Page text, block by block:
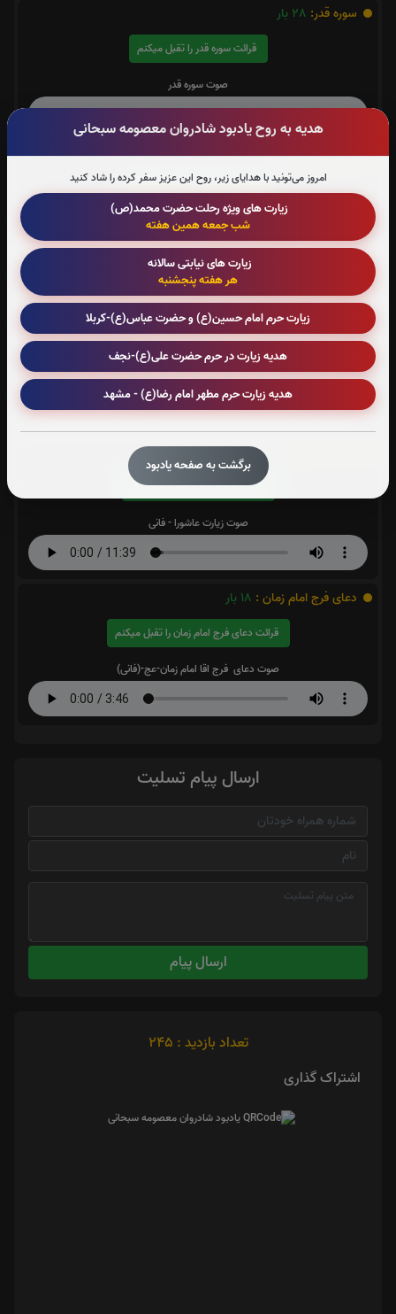
هدیه به روح یادبود شادروان معصومه سبحانی
امروز می‌تونید با هدایای زیر، روح این عزیز سفر کرده را شاد کنید
زیارت های ویژه رحلت حضرت محمد(ص)
شب جمعه همین هفته
زیارت های نیابتی سالانه
هر هفته پنجشنبه
زیارت حرم امام حسین(ع) و حضرت عباس(ع)-کربلا
هدیه زیارت در حرم حضرت علی(ع)-نجف
هدیه زیارت حرم مطهر امام رضا(ع) - مشهد
برگشت به صفحه یادبود
سوره قدر: 28 بار
قرائت سوره قدر را تقبل میکنم
صوت سوره قدر
سوره واقعه:5بار
قرائت سوره واقعه را تقبل میکنم
صوت سوره واقعه
چهارقل:20بار
قرائت چهارقل را تقبل میکنم
صوت چهارقل
بار
قرائت زیارت عاشورا را تقبل میکنم
صوت زیارت عاشورا - فانی
دعای فرج امام زمان : 18 بار
قرائت دعای فرج امام زمان را تقبل میکنم
صوت دعای فرج اقا امام زمان-عج-(فانی)
ارسال پیام تسلیت
ارسال پیام
تعداد بازدید : 245
اشتراک گذاری